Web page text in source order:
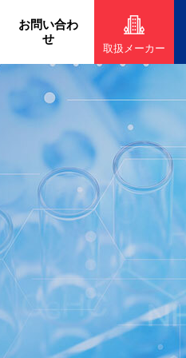
お問い合わ
せ
取扱メーカー